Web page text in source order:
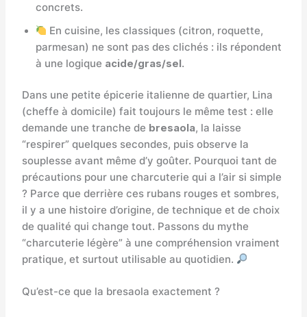
concrets.
En cuisine, les classiques (citron, roquette,
parmesan) ne sont pas des clichés : ils répondent
à une logique acide/gras/sel.
Dans une petite épicerie italienne de quartier, Lina
(cheffe à domicile) fait toujours le même test : elle
demande une tranche de bresaola, la laisse
“respirer” quelques secondes, puis observe la
souplesse avant même d’y goûter. Pourquoi tant de
précautions pour une charcuterie qui a l’air si simple
? Parce que derrière ces rubans rouges et sombres,
il y a une histoire d’origine, de technique et de choix
de qualité qui change tout. Passons du mythe
“charcuterie légère” à une compréhension vraiment
pratique, et surtout utilisable au quotidien.
Qu’est-ce que la bresaola exactement ?